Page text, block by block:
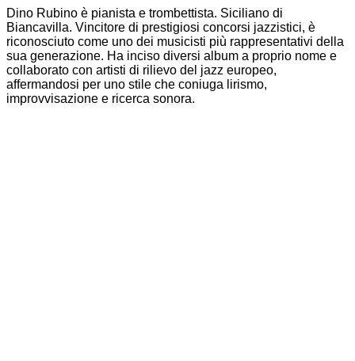
Dino Rubino è pianista e trombettista. Siciliano di
Biancavilla. Vincitore di prestigiosi concorsi jazzistici, è
riconosciuto come uno dei musicisti più rappresentativi della
sua generazione. Ha inciso diversi album a proprio nome e
collaborato con artisti di rilievo del jazz europeo,
affermandosi per uno stile che coniuga lirismo,
improvvisazione e ricerca sonora.